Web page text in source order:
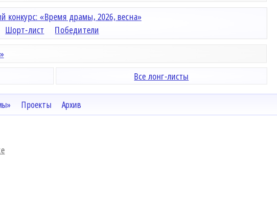
конкурс: «Время драмы, 2026, весна»
Шорт-лист Победители
Все лонг-листы
Проекты
Архив